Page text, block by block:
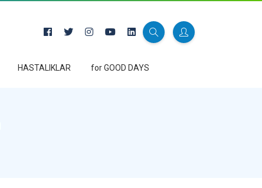
HASTALIKLAR for GOOD DAYS